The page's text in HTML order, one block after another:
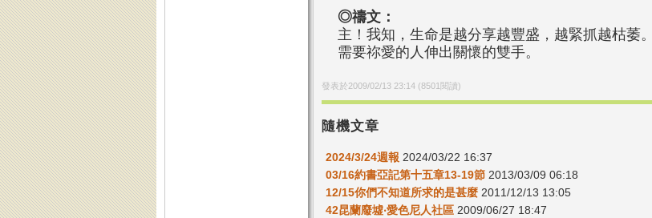
◎禱文：
主！我知，生命是越分享越豐盛，越緊抓越枯萎
需要祢愛的人伸出關懷的雙手。
發表於2009/02/13 23:14(8501 閱讀)
隨機文章
2024/3/24週報 2024/03/22 16:37
03/16約書亞記第十五章13-19節2013/03/09 06:18
12/15你們不知道所求的是甚麼2011/12/13 13:05
42昆蘭廢墟‧愛色尼人社區2009/06/27 18:47